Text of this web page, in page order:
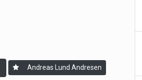
Andreas Lund Andresen